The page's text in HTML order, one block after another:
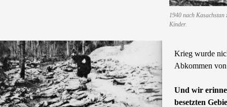
1940 nach
Kinder.
Krieg wurde
Abkommen
Und wir
besetzten